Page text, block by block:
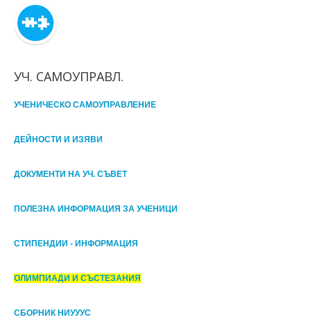
УЧ. САМОУПРАВЛ.
УЧЕНИЧЕСКО САМОУПРАВЛЕНИЕ
ДЕЙНОСТИ И ИЗЯВИ
ДОКУМЕНТИ НА УЧ. СЪВЕТ
ПОЛЕЗНА ИНФОРМАЦИЯ ЗА УЧЕНИЦИ
СТИПЕНДИИ - ИНФОРМАЦИЯ
ОЛИМПИАДИ И СЪСТЕЗАНИЯ
СБОРНИК НИУУУС